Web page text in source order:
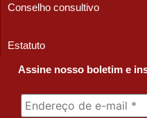
Conselho consultivo
Estatuto
Assine nosso boletim e